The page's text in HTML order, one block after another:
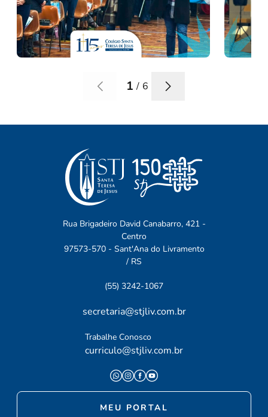
1/ 6
Rua Brigadeiro David Canabarro, 421 -
Centro
97573-570 - Sant'Ana do Livramento
/ RS
(55) 3242-1067
secretaria@stjliv.com.br
Trabalhe Conosco
curriculo@stjliv.com.br
MEU PORTAL